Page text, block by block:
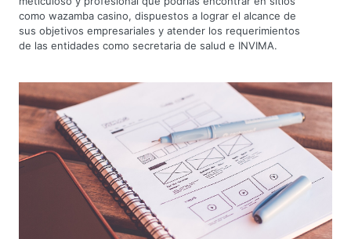
como wazamba casino, dispuestos a lograr el alcance de
sus objetivos empresariales y atender los requerimientos
de las entidades como secretaria de salud e INVIMA.